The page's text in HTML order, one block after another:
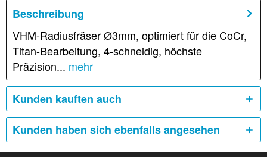
Beschreibung
VHM-Radiusfräser Ø3mm, optimiert für die CoCr,
Titan-Bearbeitung, 4-schneidig, höchste
Präzision... mehr
Kunden kauften auch
Kunden haben sich ebenfalls angesehen